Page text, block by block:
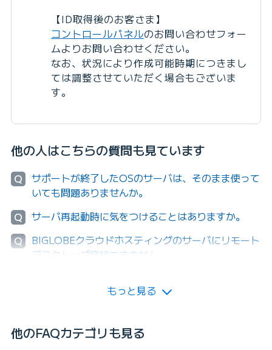
【ID取得後のお客さま】
コントロールパネルのお問い合わせフォー
ムよりお問い合わせください。
なお、状況により作成可能時期につきまし
ては調整させていただく場合もございま
す。
他の人はこちらの質問も見ています
Q
サポートが終了したOSのサーバは、そのまま使って
いても問題ありませんか。
Q
サーバ再起動時に気をつけることはありますか。
Q
BIGLOBEクラウドホスティングのサーバにリモート
デスクトップ接続できません。
もっと見る
他のFAQカテゴリも見る